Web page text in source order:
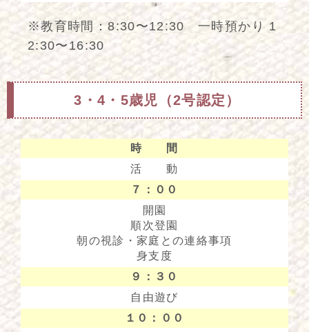
※教育時間：8:30〜12:30 一時預かり 1
2:30〜16:30
3・4・5歳児（2号認定）
時 間
活 動
７：００
開園
順次登園
朝の視診・家庭との連絡事項
身支度
９：３０
自由遊び
１０：００